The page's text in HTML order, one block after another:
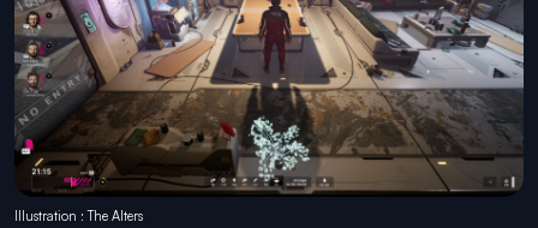
Illustration : The Alters